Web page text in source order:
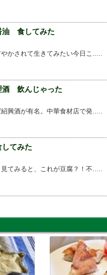
食してみた
かされて生きてみたい今日こ.....
酒 飲んじゃった
興酒が有名。中華食材店で発.....
てみた
てみると、これが豆腐？！不.....